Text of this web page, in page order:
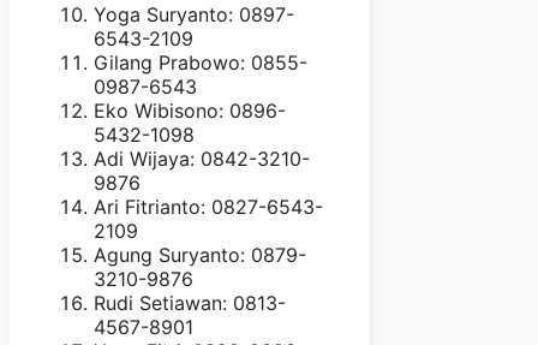
Yoga Suryanto: 0897-
6543-2109
Gilang Prabowo: 0855-
0987-6543
Eko Wibisono: 0896-
5432-1098
Adi Wijaya: 0842-3210-
9876
Ari Fitrianto: 0827-6543-
2109
Agung Suryanto: 0879-
3210-9876
Rudi Setiawan: 0813-
4567-8901